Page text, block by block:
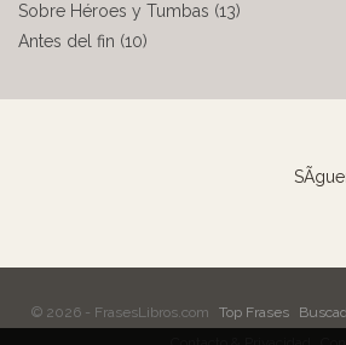
Sobre Héroes y Tumbas (13)
Antes del fin (10)
© 2026 - FrasesLibros.com Top Frases